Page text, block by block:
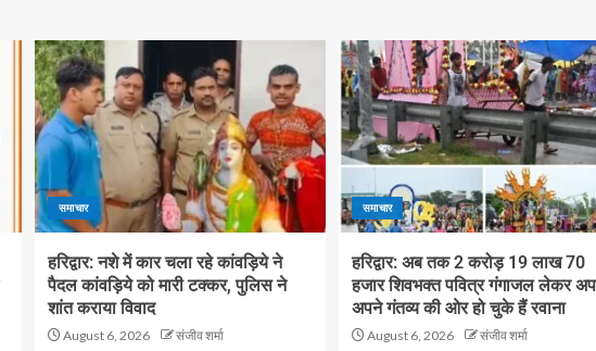
समाचार
हरिद्वार: नशे में कार चला रहे कांवड़िये ने
पैदल कांवड़िये को मारी टक्कर, पुलिस ने
शांत कराया विवाद
August 6, 2026 संजीव शर्मा
समाचार
हरिद्वार: अब तक 2 करोड़ 19 लाख 70
हजार शिवभक्त पवित्र गंगाजल लेकर
अपने गंतव्य की ओर हो चुके हैं रवाना
August 6, 2026 संजीव शर्मा